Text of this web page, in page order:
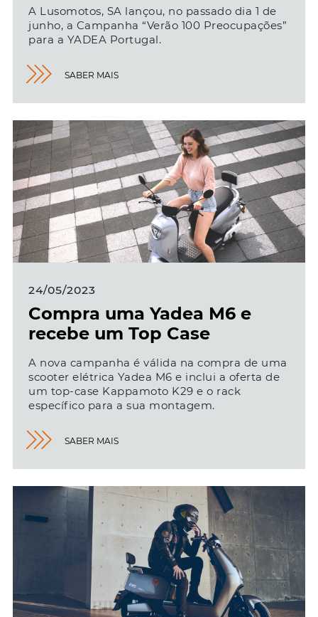
A Lusomotos, SA lançou, no passado dia 1 de
junho, a Campanha “Verão 100 Preocupações”
para a YADEA Portugal.
SABER MAIS
24/05/2023
Compra uma Yadea M6 e
recebe um Top Case
A nova campanha é válida na compra de uma
scooter elétrica Yadea M6 e inclui a oferta de
um top-case Kappamoto K29 e o rack
específico para a sua montagem.
SABER MAIS